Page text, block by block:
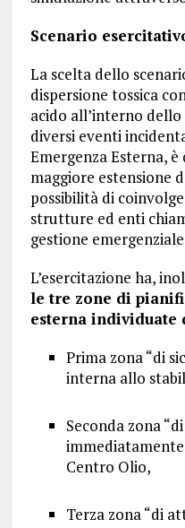
Scenario
La scelta dello
dispersione tossica
acido all’interno
diversi eventi
Emergenza Esterna,
maggiore estensione
possibilità di
strutture ed enti
gestione
L’esercitazione ha,
le tre zone di
esterna individuate
Prima zona “di
interna allo
Seconda zona
Centro Olio,
Terza zona “di